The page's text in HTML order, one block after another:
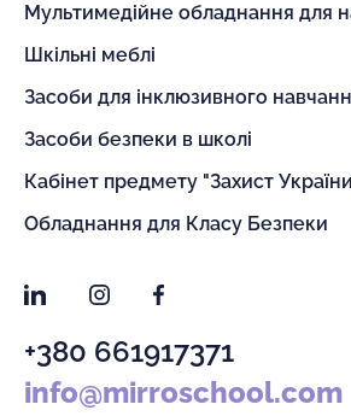
Мультимедійне обладнання для
Шкільні меблі
Засоби для інклюзивного
Засоби безпеки в школі
Кабінет предмету "Захист
Обладнання для Класу Безпеки
LinkedInInstagramFacebook
+380 661917371
info@mirroschool.com